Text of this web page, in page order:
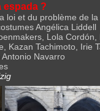
espada ?
loi et du problème de la
Angélica Liddell
Lola
Kazan Tachimoto, Irie
Navarro